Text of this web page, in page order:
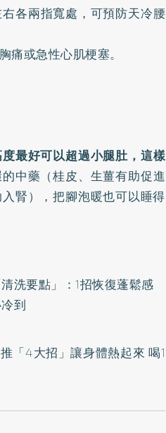
各兩指寬處，可預防天冷腰
痛或急性心肌梗塞。
最好可以超過小腿肚，這樣
中藥（桂皮、生薑有助促進
腎），把腳泡暖也可以睡得
洗要點」：1招恢復蓬鬆感
到
「4大招」讓身體熱起來 喝1